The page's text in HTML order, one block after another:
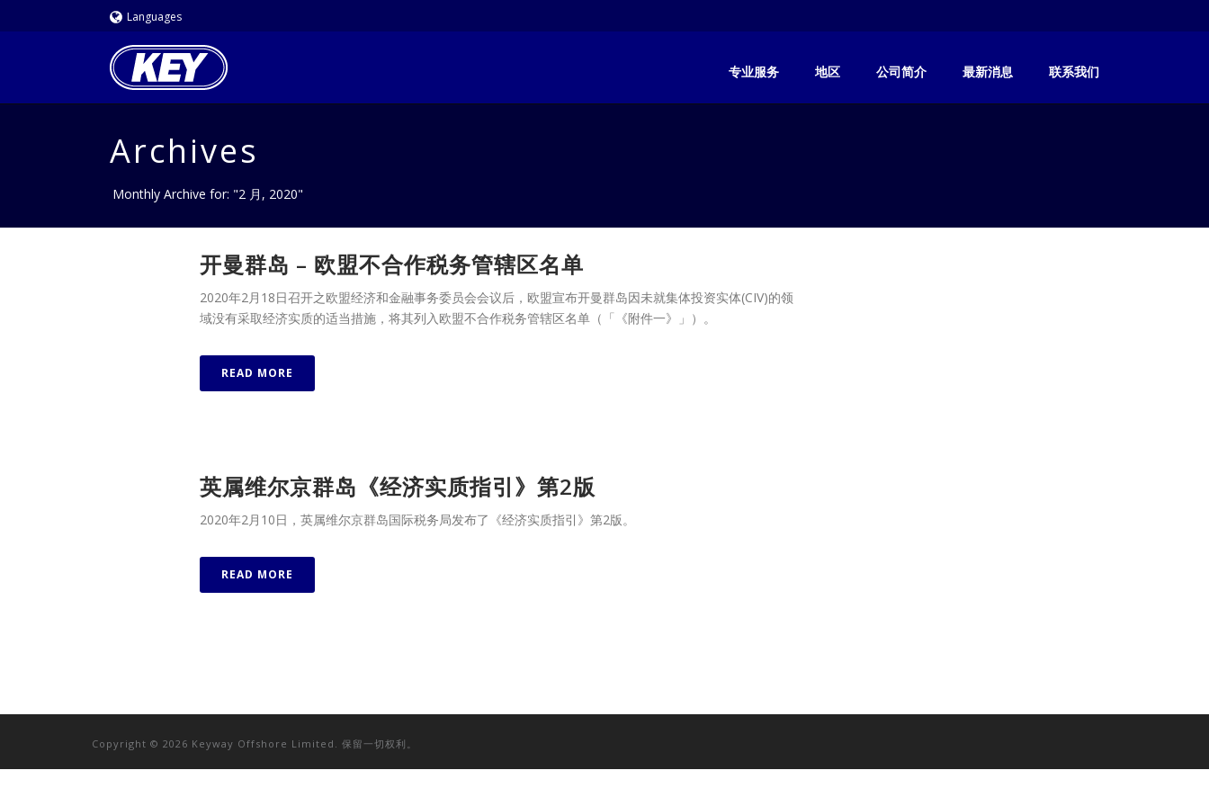
Languages
专业服务 地区 公司简介 最新消息 联系我们
Archives
Monthly Archive for: "2 月, 2020"
开曼群岛 – 欧盟不合作税务管辖区名单
2020年2月18日召开之欧盟经济和金融事务委员会会议后，欧盟宣布开曼群岛因未就集体投资实体(CIV)的领
域没有采取经济实质的适当措施，将其列入欧盟不合作税务管辖区名单（「《附件一》」）。
READ MORE
英属维尔京群岛《经济实质指引》第2版
2020年2月10日，英属维尔京群岛国际税务局发布了《经济实质指引》第2版。
READ MORE
Copyright © 2026 Keyway Offshore Limited. 保留一切权利。